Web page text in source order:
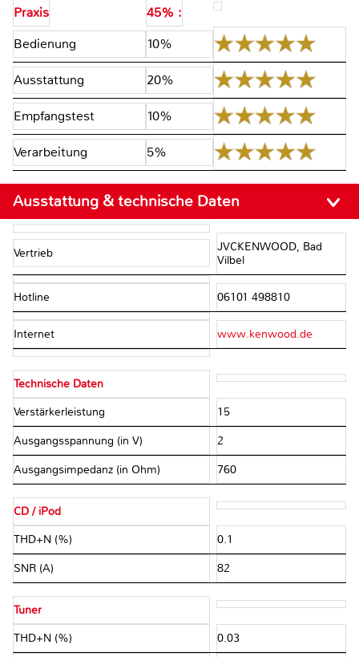
Praxis
45% :
Bedienung
10%
Ausstattung 20%
Empfangstest 10%
Verarbeitung 5%
Ausstattung & technische Daten
Vertrieb
JVCKENWOOD, Bad
Vilbel
Hotline 06101 498810
Internet www.kenwood.de
Technische Daten
Verstärkerleistung 15
Ausgangsspannung (in V) 2
Ausgangsimpedanz (in Ohm) 760
CD / iPod
THD+N (%) 0.1
SNR (A) 82
Tuner
THD+N (%) 0.03